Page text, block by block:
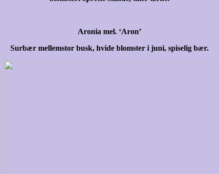
Aronia mel. ‘Aron’
Surbær mellemstor busk, hvide blomster i juni, spiselig bær.